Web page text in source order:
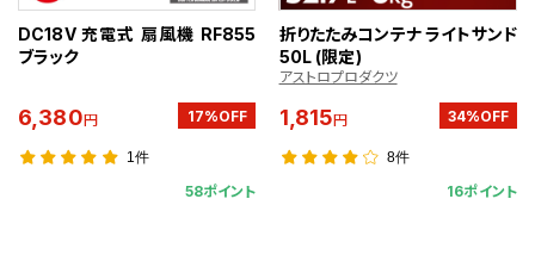
DC18V 充電式 扇風機 RF855
ブラック
6,380円 17%OFF
1件
58ポイント
折りたたみコンテナ ライトサンド
50L (限定)
アストロプロダクツ
1,815円 34%OFF
8件
16ポイント